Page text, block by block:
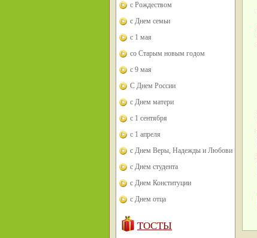
с Рождеством
с Днем семьи
с 1 мая
со Старым новым годом
с 9 мая
С Днем России
с Днем матери
с 1 сентября
с 1 апреля
с Днем Веры, Надежды и Любови
с Днем студента
с Днем Конституции
с Днем отца
ТОСТЫ